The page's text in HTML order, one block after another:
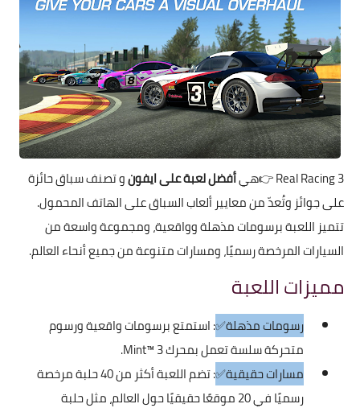
Real Racing 3👉هيأفضل لعبة على ايفونو تصنف سباق حائزة
على جوائز وتُعدّ من معايير ألعاب السباق على الهاتف المحمول.
تتميز اللعبة برسومات مذهلة وواقعية، ومجموعة واسعة من
السيارات المرخصة رسميًا، ومسارات متنوعة من جميع أنحاء العالم.
مميزات اللعبة
رسومات مذهلة✅: استمتع برسومات واقعية ورسوم
متحركة سلسة تعمل بمحرك Mint™ 3.
مسارات حقيقية✅
: تضم اللعبة أكثر من 40 حلبة مرخصة
رسميًا في 20 موقعًا حقيقيًا حول العالم، مثل حلبة